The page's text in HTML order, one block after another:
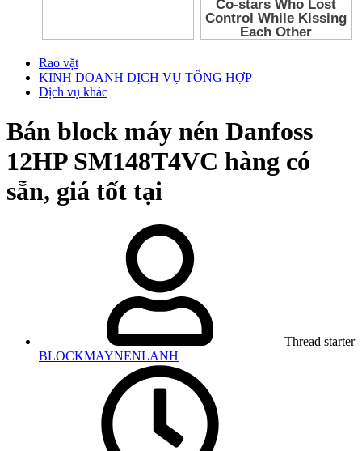
Rao vặt
KINH DOANH DỊCH VỤ TỔNG HỢP
Dịch vụ khác
Bán block máy nén Danfoss
12HP SM148T4VC hàng có
sẵn, giá tốt tại
Thread starter
BLOCKMAYNENLANH